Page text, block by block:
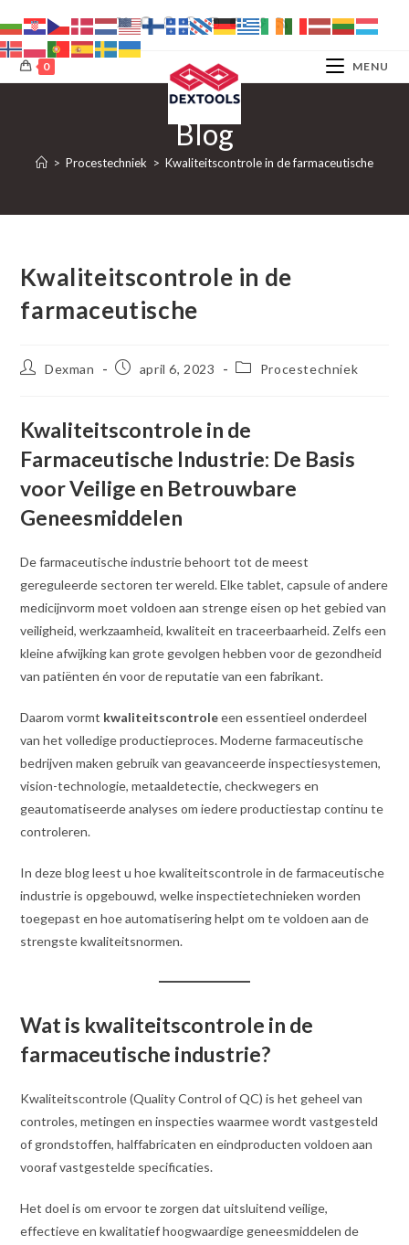
naar
inhoud
0 MENU
Blog
> Procestechniek > Kwaliteitscontrole in de farmaceutische
Kwaliteitscontrole in de
farmaceutische
BerichtDexman
Berichtapril 6, 2023 Berichtcategorie:
Procestechniek
Kwaliteitscontrole in de
Farmaceutische Industrie: De Basis
voor Veilige en Betrouwbare
Geneesmiddelen
De farmaceutische industrie behoort tot de meest
gereguleerde sectoren ter wereld. Elke tablet, capsule of andere
medicijnvorm moet voldoen aan strenge eisen op het gebied van
veiligheid, werkzaamheid, kwaliteit en traceerbaarheid. Zelfs een
kleine afwijking kan grote gevolgen hebben voor de gezondheid
van patiënten én voor de reputatie van een fabrikant.
Daarom vormt kwaliteitscontroleeen essentieel onderdeel
van het volledige productieproces. Moderne farmaceutische
bedrijven maken gebruik van geavanceerde inspectiesystemen,
vision-technologie, metaaldetectie, checkwegers en
geautomatiseerde analyses om iedere productiestap continu te
controleren.
In deze blog leest u hoe kwaliteitscontrole in de farmaceutische
industrie is opgebouwd, welke inspectietechnieken worden
toegepast en hoe automatisering helpt om te voldoen aan de
strengste kwaliteitsnormen.
Wat is kwaliteitscontrole in de
farmaceutische industrie?
Kwaliteitscontrole (Quality Control of QC) is het geheel van
controles, metingen en inspecties waarmee wordt vastgesteld
of grondstoffen, halffabricaten en eindproducten voldoen aan
vooraf vastgestelde specificaties.
Het doel is om ervoor te zorgen dat uitsluitend veilige,
effectieve en kwalitatief hoogwaardige geneesmiddelen de